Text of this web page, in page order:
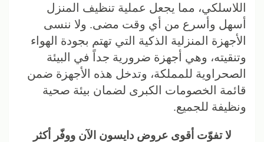
اللاسلكي، مما يجعل عملية تنظيف المنزل
أسهل وأسرع من أي وقت مضى. ولا ننسى
الأجهزة المنزلية الذكية التي تهتم بجودة الهواء
وتنقيته، وهي أجهزة ضرورية جداً في البيئة
الصحراوية للمملكة، وتدخل هذه الأجهزة ضمن
قائمة الخصومات الكبرى لضمان بيئة صحية
ونظيفة للجميع.
لا تفوّت أقوى عروض دايسون الآن ووفّر أكثر